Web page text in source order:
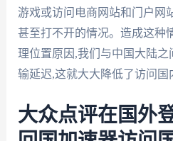
游戏或访问电商网站和门户网
甚至打不开的情况。造成这种
理位置原因,我们与中国大陆
输延迟,这就大大降低了访问国
大众点评在国外